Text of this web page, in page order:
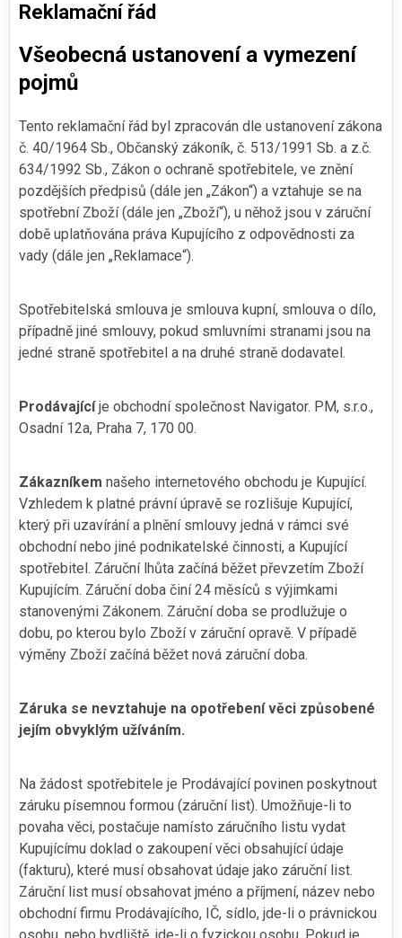
Reklamační řád
Všeobecná ustanovení a vymezení
pojmů
Tento reklamační řád byl zpracován dle ustanovení zákona
č. 40/1964 Sb., Občanský zákoník, č. 513/1991 Sb. a z.č.
634/1992 Sb., Zákon o ochraně spotřebitele, ve znění
pozdějších předpisů (dále jen „Zákon“) a vztahuje se na
spotřební Zboží (dále jen „Zboží“), u něhož jsou v záruční
době uplatňována práva Kupujícího z odpovědnosti za
vady (dále jen „Reklamace“).
Spotřebitelská smlouva je smlouva kupní, smlouva o dílo,
případně jiné smlouvy, pokud smluvními stranami jsou na
jedné straně spotřebitel a na druhé straně dodavatel.
Prodávajícíje obchodní společnost Navigator. PM, s.r.o.,
Osadní 12a, Praha 7, 170 00.
Zákazníkem našeho internetového obchodu je Kupující.
Vzhledem k platné právní úpravě se rozlišuje Kupující,
který při uzavírání a plnění smlouvy jedná v rámci své
obchodní nebo jiné podnikatelské činnosti, a Kupující
spotřebitel. Záruční lhůta začíná běžet převzetím Zboží
Kupujícím. Záruční doba činí 24 měsíců s výjimkami
stanovenými Zákonem. Záruční doba se prodlužuje o
dobu, po kterou bylo Zboží v záruční opravě. V případě
výměny Zboží začíná běžet nová záruční doba.
Záruka se nevztahuje na opotřebení věci způsobené
jejím obvyklým užíváním.
Na žádost spotřebitele je Prodávající povinen poskytnout
záruku písemnou formou (záruční list). Umožňuje-li to
povaha věci, postačuje namísto záručního listu vydat
Kupujícímu doklad o zakoupení věci obsahující údaje
(fakturu), které musí obsahovat údaje jako záruční list.
Záruční list musí obsahovat jméno a příjmení, název nebo
obchodní firmu Prodávajícího, IČ, sídlo, jde-li o právnickou